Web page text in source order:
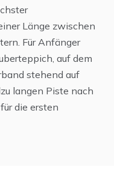
Länge zwischen
Für Anfänger
auf dem
stehend auf
langen Piste nach
die ersten